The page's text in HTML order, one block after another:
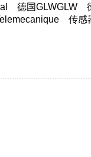
德国GLWGLW
传感